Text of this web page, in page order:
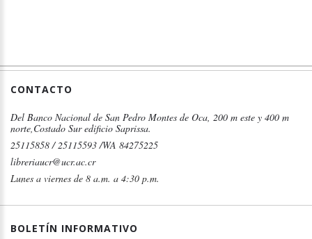
CONTACTO
Del Banco Nacional de San Pedro Montes de Oca, 200 m este y 400 m
norte,Costado Sur edificio Saprissa.
25115858 / 25115593 /WA 84275225
libreriaucr@ucr.ac.cr
Lunes a viernes de 8 a.m. a 4:30 p.m.
BOLETÍN INFORMATIVO